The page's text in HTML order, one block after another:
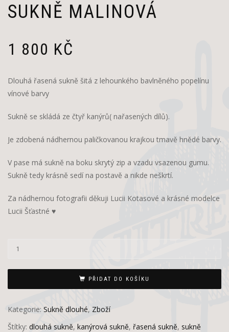
SUKNĚ MALINOVÁ
1 800 KČ
Dlouhá řasená sukně šitá z lehounkého bavlněného popelínu
vínové barvy
Sukně se skládá ze čtyř kanýrů( nařasených dílů).
Je zdobená nádhernou paličkovanou krajkou tmavě hnědé barvy.
V pase má sukně na boku skrytý zip a vzadu vsazenou gumu.
Sukně tedy krásně sedí na postavě a nikde neškrtí.
Za nádhernou fotografii děkuji Lucii Kotasové a krásné modelce
Lucii Šťastné ♥
PŘIDAT DO KOŠÍKU
Kategorie: Sukně dlouhé, Zboží
Štítky: dlouhá sukně, kanýrová sukně, řasená sukně, sukně